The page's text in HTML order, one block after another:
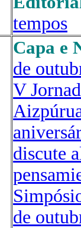
tempos
Capa e
de
V
discute
de